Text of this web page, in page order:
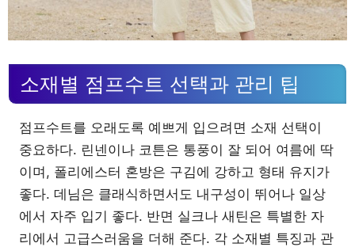
소재별 점프수트 선택과 관리 팁
점프수트를 오래도록 예쁘게 입으려면 소재 선택이
중요하다. 린넨이나 코튼은 통풍이 잘 되어 여름에 딱
이며, 폴리에스터 혼방은 구김에 강하고 형태 유지가
좋다. 데님은 클래식하면서도 내구성이 뛰어나 일상
에서 자주 입기 좋다. 반면 실크나 새틴은 특별한 자
리에서 고급스러움을 더해 준다. 각 소재별 특징과 관